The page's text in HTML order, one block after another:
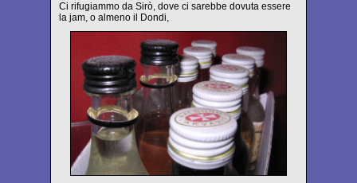
Ci rifugiammo da Sirò, dove ci sarebbe dovuta essere
la jam, o almeno il Dondi,